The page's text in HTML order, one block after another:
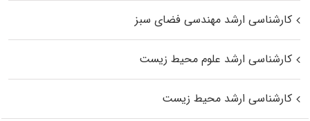
کارشناسی ارشد مهندسی فضای سبز
کارشناسی ارشد علوم محیط‌ زیست
کارشناسی ارشد محیط زیست